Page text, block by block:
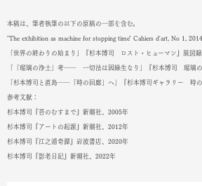
本稿は、筆者執筆の以下の原稿の一部を含む。
"The exhibition as machine for stopping time" Cahiers d'art, No 1, 2014
「世界の終わりの始まり」『杉本博司 ロスト・ヒューマン』展図
「「瑠璃の浄土」考―― 一切法は因縁生なり」『杉本博司 瑠璃の
「杉本博司と直島――「時の回廊」へ」『杉本博司ギャラリー 時
参考文献：
杉本博司『苔のむすまで』新潮社、2005年
杉本博司『アートの起源』新潮社、2012年
杉本博司『江之浦奇譚』岩波書店、2020年
杉本博司『影老日記』新潮社、2022年